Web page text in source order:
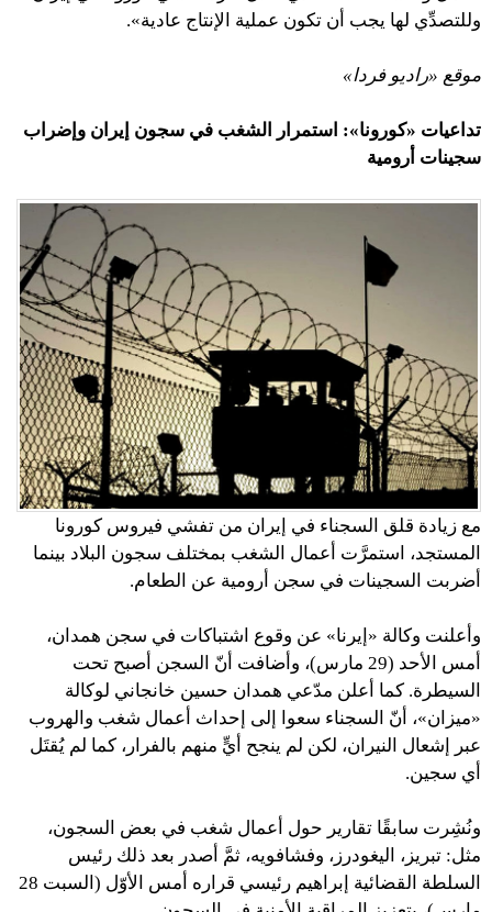
وللتصدِّي لها يجب أن تكون عملية الإنتاج عادية».
موقع «راديو فردا»
تداعيات «كورونا»: استمرار الشغب في سجون إيران وإضراب
سجينات أرومية
مع زيادة قلق السجناء في إيران من تفشي فيروس كورونا
المستجد، استمرَّت أعمال الشغب بمختلف سجون البلاد بينما
أضربت السجينات في سجن أرومية عن الطعام.
وأعلنت وكالة «إيرنا» عن وقوع اشتباكات في سجن همدان،
أمس الأحد (29 مارس)، وأضافت أنّ السجن أصبح تحت
السيطرة. كما أعلن مدّعي همدان حسين خانجاني لوكالة
«ميزان»، أنّ السجناء سعوا إلى إحداث أعمال شغب والهروب
عبر إشعال النيران، لكن لم ينجح أيٍّ منهم بالفرار، كما لم يُقتَل
أي سجين.
ونُشِرت سابقًا تقارير حول أعمال شغب في بعض السجون،
مثل: تبريز، اليغودرز، وفشافويه، ثمَّ أصدر بعد ذلك رئيس
السلطة القضائية إبراهيم رئيسي قراره أمس الأوّل (السبت 28